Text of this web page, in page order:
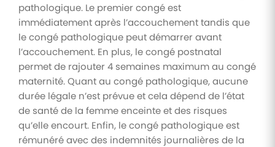
pathologique. Le premier congé est
immédiatement après l’accouchement tandis que
le congé pathologique peut démarrer avant
l’accouchement. En plus, le congé postnatal
permet de rajouter 4 semaines maximum au congé
maternité. Quant au congé pathologique, aucune
durée légale n’est prévue et cela dépend de l’état
de santé de la femme enceinte et des risques
qu’elle encourt. Enfin, le congé pathologique est
rémunéré avec des indemnités journalières de la